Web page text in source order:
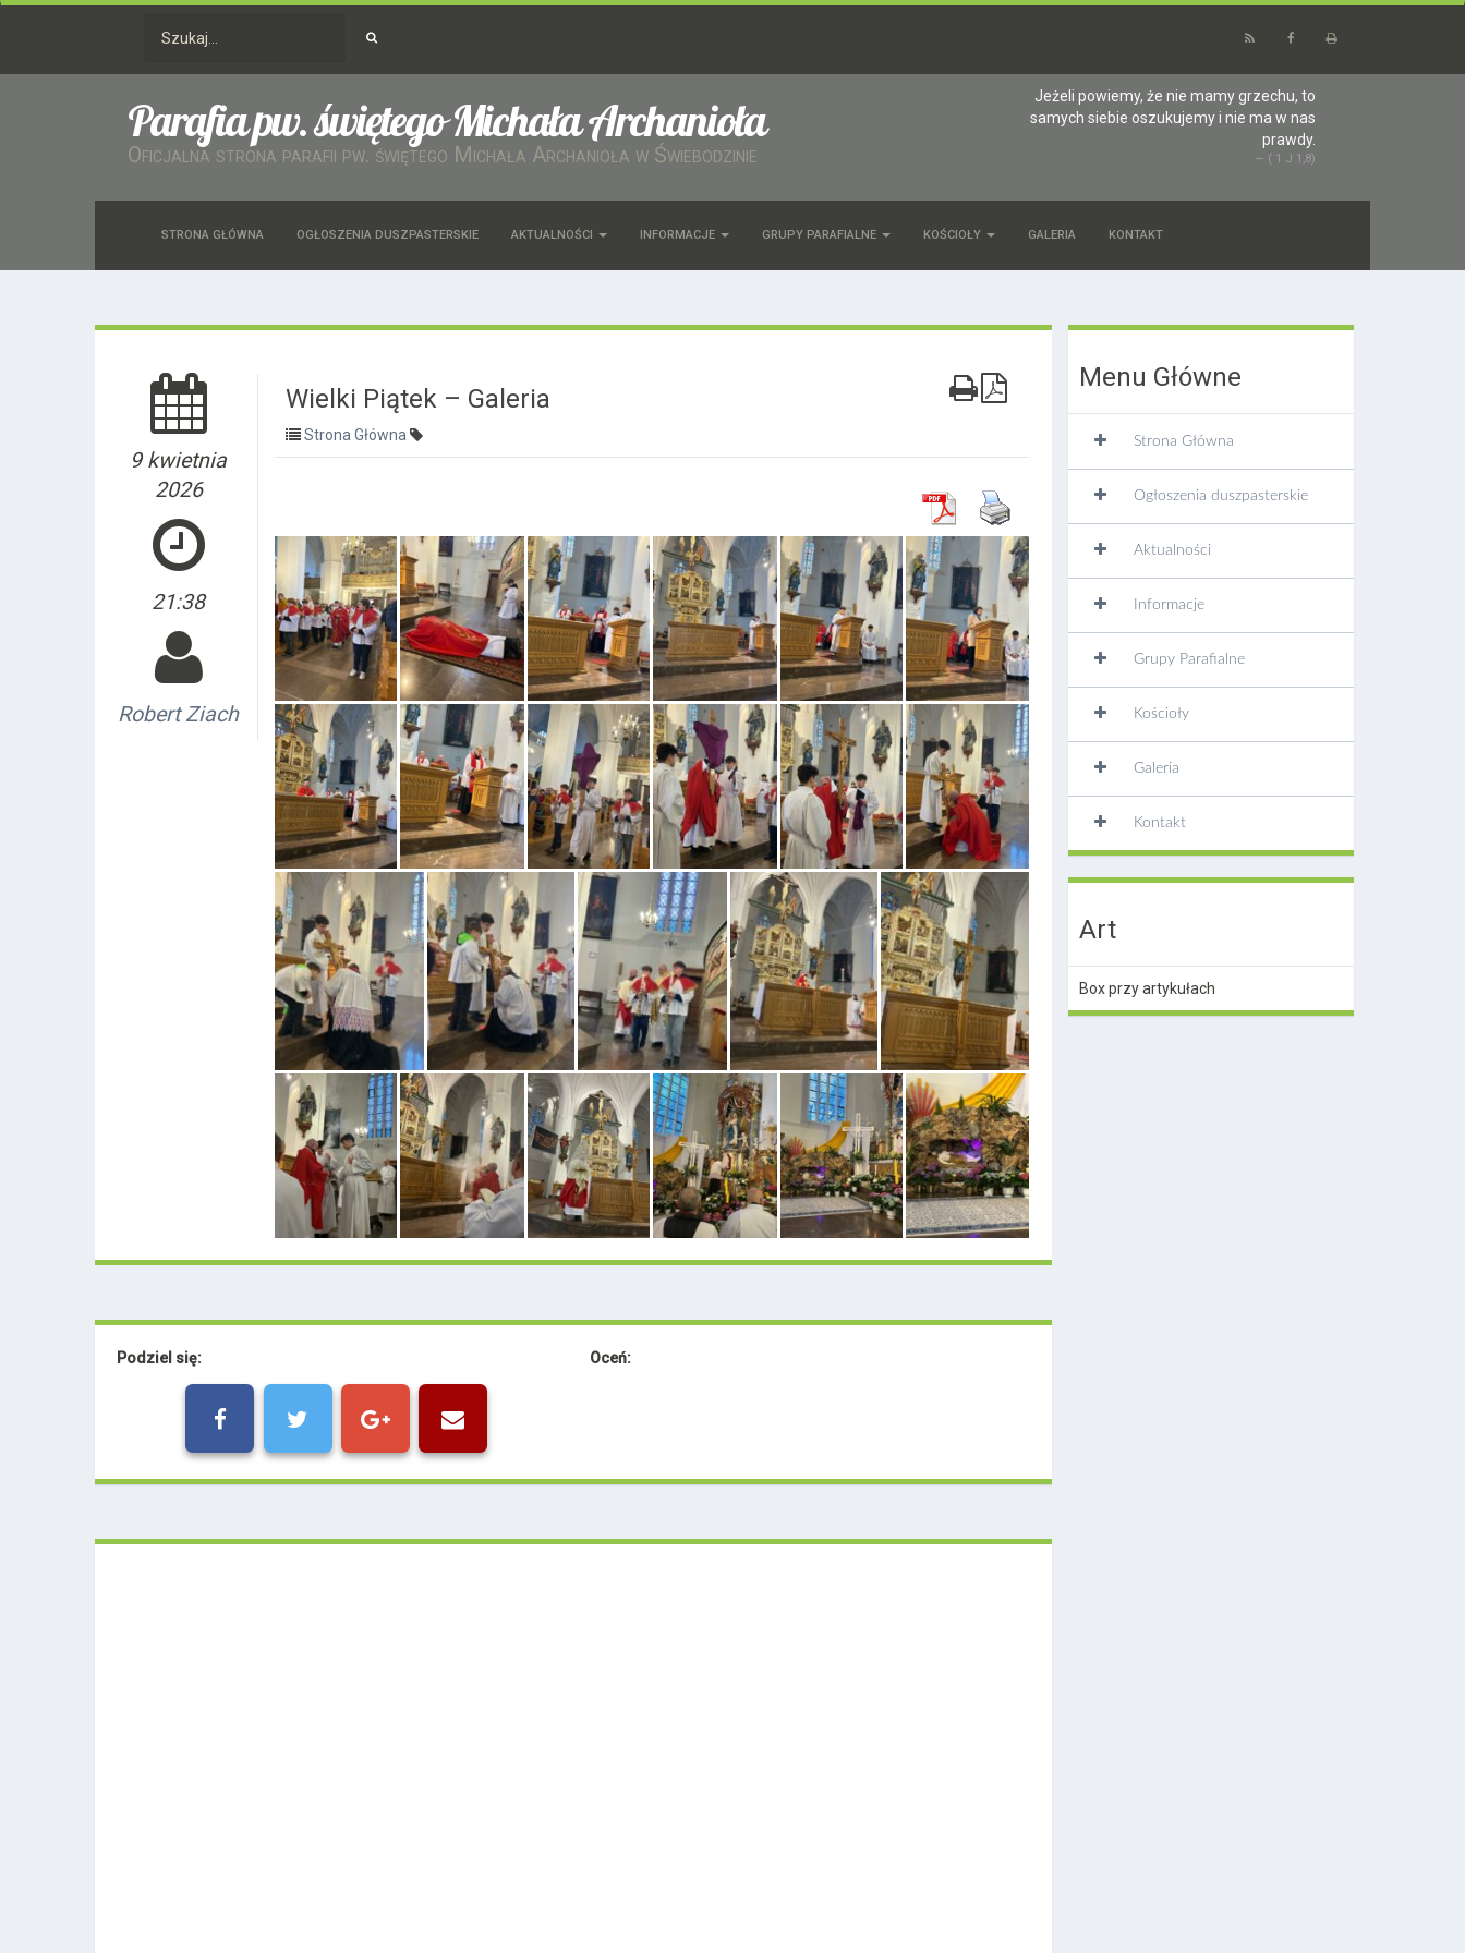
Parafia pw. świętego Michała Archanioła
Oficjalna strona parafii pw. świętego Michała Archanioła w Świebodzinie
Jeżeli powiemy, że nie mamy grzechu, to
samych siebie oszukujemy i nie ma w nas
prawdy.
( 1 J 1,8)
STRONA GŁÓWNA OGŁOSZENIA DUSZPASTERSKIE AKTUALNOŚCI INFORMACJE GRUPY PARAFIALNE KOŚCIOŁY GALERIA KONTAKT
9 kwietnia
2026
21:38
Robert Ziach
Wielki Piątek – Galeria
Strona Główna
Podziel się: Oceń:
Menu Główne
Strona Główna
Ogłoszenia duszpasterskie
Aktualności
Informacje
Grupy Parafialne
Kościoły
Galeria
Kontakt
Art
Box przy artykułach